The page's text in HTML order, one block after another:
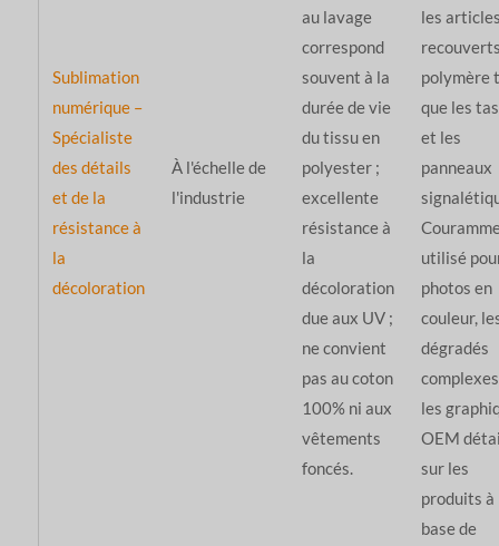
Sublimation
numérique –
Spécialiste
des détails
et de la
résistance à
la
décoloration
À l'échelle de
l'industrie
au lavage
correspond
souvent à la
durée de vie
du tissu en
polyester ;
excellente
résistance à
la
décoloration
due aux UV ;
ne convient
pas au coton
100% ni aux
vêtements
foncés.
les
polymère
que les
et les
panneaux
utilisé
photos en
couleur,
dégradés
les
OEM
sur les
produits à
base de